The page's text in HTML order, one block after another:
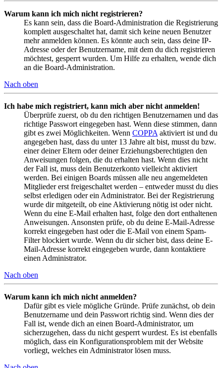
Warum kann ich mich nicht registrieren?
Es kann sein, dass die Board-Administration die Registrierung
komplett ausgeschaltet hat, damit sich keine neuen Benutzer
mehr anmelden können. Es könnte auch sein, dass deine IP-
Adresse oder der Benutzername, mit dem du dich registrieren
möchtest, gesperrt wurden. Um Hilfe zu erhalten, wende dich
an die Board-Administration.
Nach oben
Ich habe mich registriert, kann mich aber nicht anmelden!
Überprüfe zuerst, ob du den richtigen Benutzernamen und das
richtige Passwort eingegeben hast. Wenn diese stimmen, dann
gibt es zwei Möglichkeiten. Wenn COPPA aktiviert ist und du
angegeben hast, dass du unter 13 Jahre alt bist, musst du bzw.
einer deiner Eltern oder deiner Erziehungsberechtigten den
Anweisungen folgen, die du erhalten hast. Wenn dies nicht
der Fall ist, muss dein Benutzerkonto vielleicht aktiviert
werden. Bei einigen Boards müssen alle neu angemeldeten
Mitglieder erst freigeschaltet werden – entweder musst du dies
selbst erledigen oder ein Administrator. Bei der Registrierung
wurde dir mitgeteilt, ob eine Aktivierung nötig ist oder nicht.
Wenn du eine E-Mail erhalten hast, folge den dort enthaltenen
Anweisungen. Ansonsten prüfe, ob du deine E-Mail-Adresse
korrekt eingegeben hast oder die E-Mail von einem Spam-
Filter blockiert wurde. Wenn du dir sicher bist, dass deine E-
Mail-Adresse korrekt eingegeben wurde, dann kontaktiere
einen Administrator.
Nach oben
Warum kann ich mich nicht anmelden?
Dafür gibt es viele mögliche Gründe. Prüfe zunächst, ob dein
Benutzername und dein Passwort richtig sind. Wenn dies der
Fall ist, wende dich an einen Board-Administrator, um
sicherzugehen, dass du nicht gesperrt wurdest. Es ist ebenfalls
möglich, dass ein Konfigurationsproblem mit der Website
vorliegt, welches ein Administrator lösen muss.